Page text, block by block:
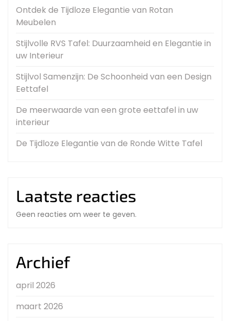
Ontdek de Tijdloze Elegantie van Rotan
Meubelen
Stijlvolle RVS Tafel: Duurzaamheid en Elegantie in
uw Interieur
Stijlvol Samenzijn: De Schoonheid van een Design
Eettafel
De meerwaarde van een grote eettafel in uw
interieur
De Tijdloze Elegantie van de Ronde Witte Tafel
Laatste reacties
Geen reacties om weer te geven.
Archief
april 2026
maart 2026